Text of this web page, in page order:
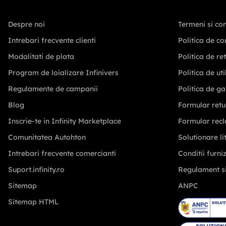
Despre noi
Intrebari frecvente clienti
Modalitati de plata
Program de loializare Infinivers
Regulamente de campanii
Blog
Inscrie-te in Infinity Marketplace
Comunitatea Autohton
Intrebari frecvente comercianti
Suport.infinity.ro
Sitemap
Sitemap HTML
Termeni si
Politica de
Politica de
Politica de
Politica de
Formular
Formular
Solutionare
Conditii
Regulament
ANPC